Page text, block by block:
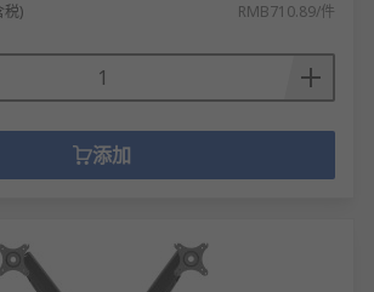
税) RMB710.89/件
添加